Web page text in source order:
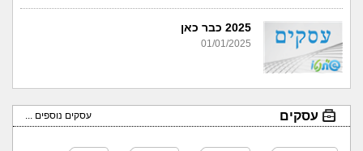
2025 כבר כאן
01/01/2025
עסקים עסקים נוספים ...